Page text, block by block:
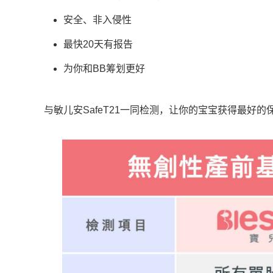
安全、非入侵性
最快20天有报告
为你和BB筹划更好
与敏儿安SafeT21一同检测，让你的宝宝获得最好的